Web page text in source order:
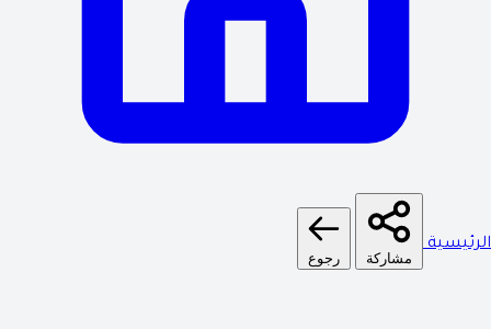
الرئيسية
مشاركة رجوع